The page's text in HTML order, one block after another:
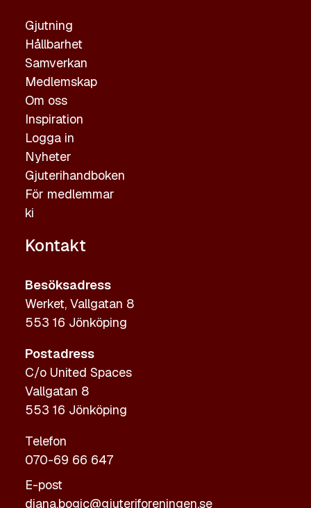
Gjutning
Hållbarhet
Samverkan
Medlemskap
Om oss
Inspiration
Logga in
Nyheter
Gjuterihandboken
För medlemmar
ki
Kontakt
Besöksadress
Werket, Vallgatan 8
553 16 Jönköping
Postadress
C/o United Spaces
Vallgatan 8
553 16 Jönköping
Telefon
070-69 66 647
E-post
diana.bogic@gjuteriforeningen.se